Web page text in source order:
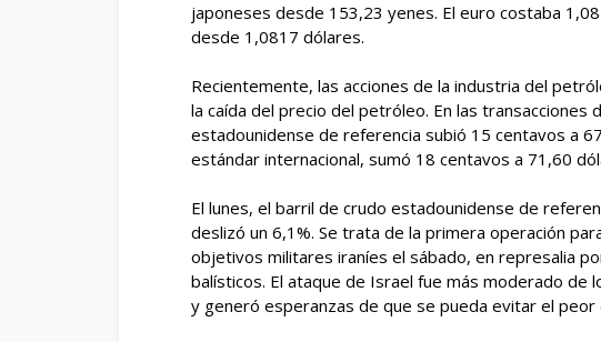
japoneses desde 153,23 yenes. El euro costaba
desde 1,0817 dólares.
Recientemente, las acciones de la industria del
la caída del precio del petróleo. En las transacciones
estadounidense de referencia subió 15 centavos a
estándar internacional, sumó 18 centavos a 71,60
El lunes, el barril de crudo estadounidense de
deslizó un 6,1%. Se trata de la primera operación
objetivos militares iraníes el sábado, en represalia
balísticos. El ataque de Israel fue más moderado de
y generó esperanzas de que se pueda evitar el peor